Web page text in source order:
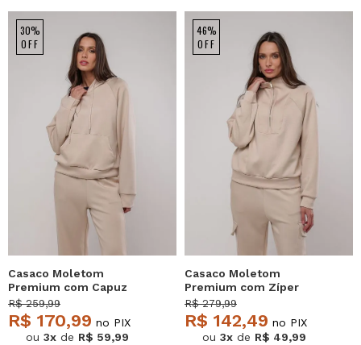
30%
OFF
Casaco Moletom
Premium com Capuz
Marfim Salvatore
R$ 259,99
R$ 170,99 no PIX
ou 3x de R$ 59,99
46%
OFF
Casaco Moletom
Premium com Zíper
Marfim Salvatore
R$ 279,99
R$ 142,49 no PIX
ou 3x de R$ 49,99